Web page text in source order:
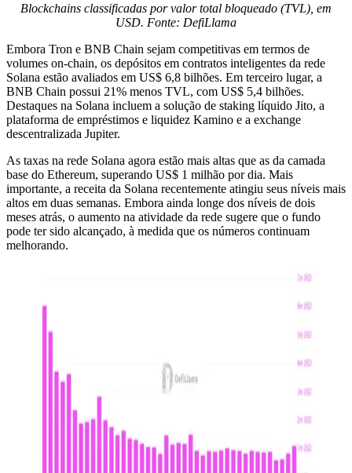
Blockchains classificadas por valor total bloqueado (TVL), em
USD. Fonte: DefiLlama
Embora Tron e BNB Chain sejam competitivas em termos de
volumes on-chain, os depósitos em contratos inteligentes da rede
Solana estão avaliados em US$ 6,8 bilhões. Em terceiro lugar, a
BNB Chain possui 21% menos TVL, com US$ 5,4 bilhões.
Destaques na Solana incluem a solução de staking líquido Jito, a
plataforma de empréstimos e liquidez Kamino e a exchange
descentralizada Jupiter.
As taxas na rede Solana agora estão mais altas que as da camada
base do Ethereum, superando US$ 1 milhão por dia. Mais
importante, a receita da Solana recentemente atingiu seus níveis mais
altos em duas semanas. Embora ainda longe dos níveis de dois
meses atrás, o aumento na atividade da rede sugere que o fundo
pode ter sido alcançado, à medida que os números continuam
melhorando.